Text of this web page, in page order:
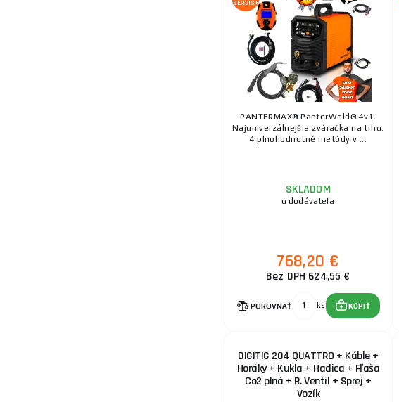
SERVIS+
PANTERMAX® PanterWeld® 4v1.
Najuniverzálnejšia zváračka na trhu.
4 plnohodnotné metódy v ...
SKLADOM
u dodávateľa
768,20 €
Bez DPH 624,55 €
POROVNAŤ ks KÚPIŤ
DIGITIG 204 QUATTRO + Káble +
Horáky + Kukla + Hadica + Fľaša
Co2 plná + R. Ventil + Sprej +
Vozík